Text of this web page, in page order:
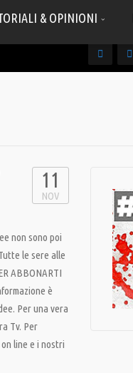
& OPINIONI
11
NOV
non sono poi
le sere alle
ABBONARTI
è
Per una vera
Tv. Per
line e i nostri